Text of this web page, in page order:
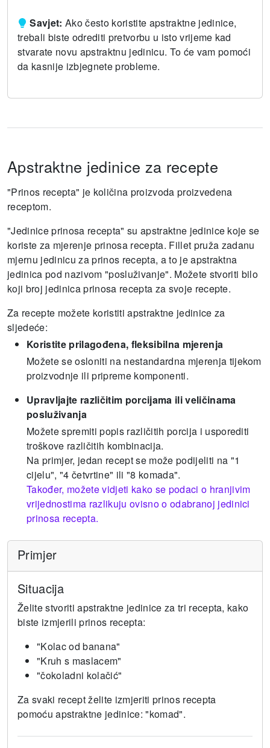
Savjet: Ako često koristite apstraktne jedinice,
trebali biste odrediti pretvorbu u isto vrijeme kad
stvarate novu apstraktnu jedinicu. To će vam pomoći
da kasnije izbjegnete probleme.
Apstraktne jedinice za recepte
"Prinos recepta" je količina proizvoda proizvedena
receptom.
"Jedinice prinosa recepta" su apstraktne jedinice koje se
koriste za mjerenje prinosa recepta. Fillet pruža zadanu
mjernu jedinicu za prinos recepta, a to je apstraktna
jedinica pod nazivom "posluživanje". Možete stvoriti bilo
koji broj jedinica prinosa recepta za svoje recepte.
Za recepte možete koristiti apstraktne jedinice za
sljedeće:
Koristite prilagođena, fleksibilna mjerenja
Možete se osloniti na nestandardna mjerenja tijekom
proizvodnje ili pripreme komponenti.
Upravljajte različitim porcijama ili veličinama
posluživanja
Možete spremiti popis različitih porcija i usporediti
troškove različitih kombinacija.
Na primjer, jedan recept se može podijeliti na "1
cijelu", "4 četvrtine" ili "8 komada".
Također, možete vidjeti kako se podaci o hranjivim
vrijednostima razlikuju ovisno o odabranoj jedinici
prinosa recepta.
Primjer
Situacija
Želite stvoriti apstraktne jedinice za tri recepta, kako
biste izmjerili prinos recepta:
"Kolac od banana"
"Kruh s maslacem"
"čokoladni kolačić"
Za svaki recept želite izmjeriti prinos recepta
pomoću apstraktne jedinice: "komad".